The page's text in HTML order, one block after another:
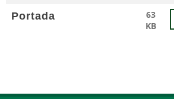
Portada
63
KB